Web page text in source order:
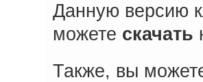
Данную версию
можете скачать
Также, вы